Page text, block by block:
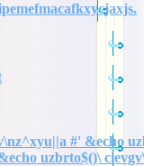
#' &echo
uzbrto$()\